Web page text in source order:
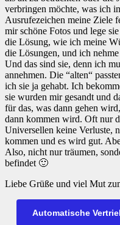
verbringen möchte, was ich
Ausrufezeichen meine Ziele
mir schöne Fotos und lege
die Lösung, wie ich meine
die Lösungen, und ich
Und das sind sie, denn ich
annehmen. Die “alten“
ich sie ja gehabt. Ich
sie wurden mir gesandt und
für das, was dann gehen
dann kommen wird. Oft nur
Universellen keine Verluste,
kommen und es wird gut.
Also, nicht nur träumen,
befindet 🙂
Liebe Grüße und viel Mut
Automatische